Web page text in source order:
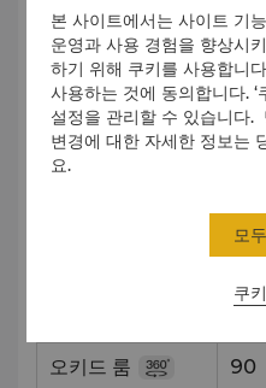
장소 용
리
30
오키드 룸 90
본 사이트에서는 사이트 기
운영과 사용 경험을 향상시
하기 위해 쿠키를 사용합니
사용하는 것에 동의합니다. ‘
설정을 관리할 수 있습니다.
변경에 대한 자세한 정보는
요.
쿠
모